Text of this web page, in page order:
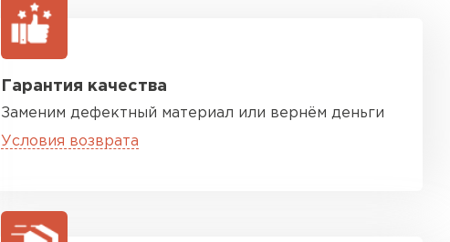
Гарантия качества
Заменим дефектный материал или вернём деньги
Условия возврата